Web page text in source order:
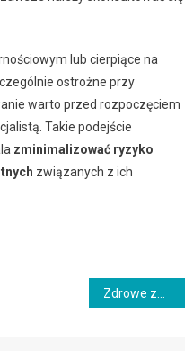
lub cierpiące na
ostrożne przy
warto przed rozpoczęciem
Takie podejście
zminimalizować ryzyko
związanych z ich